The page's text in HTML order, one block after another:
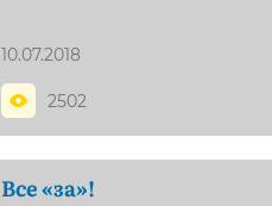
10.07.2018
2502
Все «за»!